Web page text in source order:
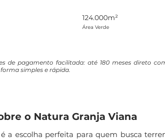
124.000m²
Área Verde
de pagamento facilitada: até 180 meses direto
simples e rápida.
o Natura Granja Viana
a escolha perfeita para quem busca